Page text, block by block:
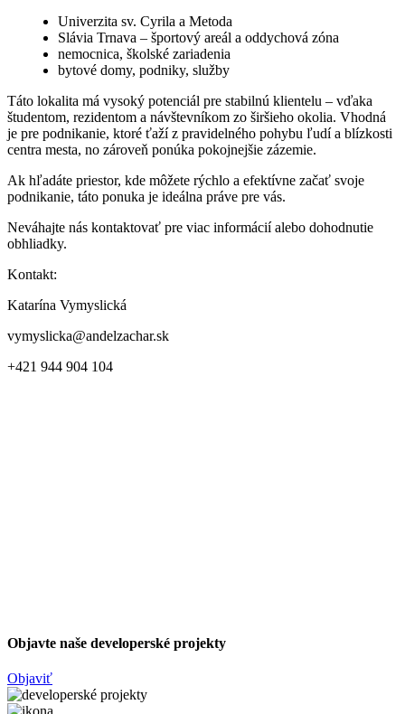
Univerzita sv. Cyrila a Metoda
Slávia Trnava – športový areál a oddychová zóna
nemocnica, školské zariadenia
bytové domy, podniky, služby
Táto lokalita má vysoký potenciál pre stabilnú klientelu – vďaka
študentom, rezidentom a návštevníkom zo širšieho okolia. Vhodná
je pre podnikanie, ktoré ťaží z pravidelného pohybu ľudí a blízkosti
centra mesta, no zároveň ponúka pokojnejšie zázemie.
Ak hľadáte priestor, kde môžete rýchlo a efektívne začať svoje
podnikanie, táto ponuka je ideálna práve pre vás.
Neváhajte nás kontaktovať pre viac informácií alebo dohodnutie
obhliadky.
Kontakt:
Katarína Vymyslická
vymyslicka@andelzachar.sk
+421 944 904 104
Objavte naše developerské projekty
Objaviť